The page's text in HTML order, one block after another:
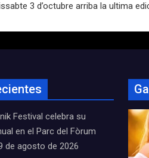
3 d’octubre arriba la ultima
Festival celebra su
en el Parc del Fòrum
de agosto de 2026